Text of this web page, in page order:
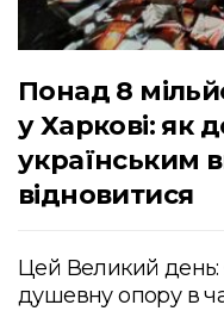
Понад 8
у Харкові: як
українським
відновитися
Цей Великий день:
душевну опору в